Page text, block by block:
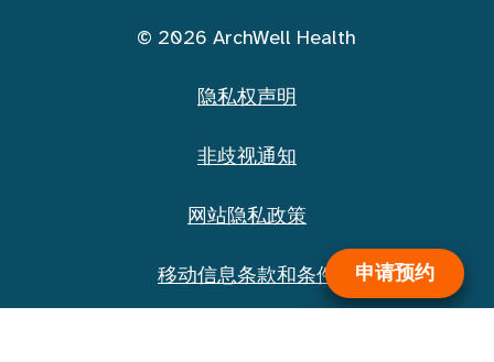
申请预约
© 2026 ArchWell Health
隐私权声明
非歧视通知
网站隐私政策
移动信息条款和条件